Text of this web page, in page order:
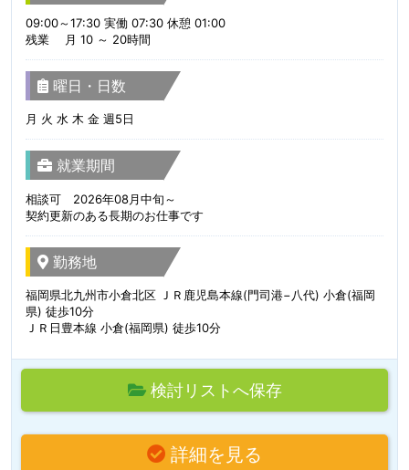
09:00～17:30 実働 07:30 休憩 01:00
残業 月 10 ～ 20時間
曜日・日数
月 火 水 木 金 週5日
就業期間
相談可 2026年08月中旬～
契約更新のある長期のお仕事です
勤務地
福岡県北九州市小倉北区 ＪＲ鹿児島本線(門司港−八代) 小倉(福岡
県) 徒歩10分
ＪＲ日豊本線 小倉(福岡県) 徒歩10分
検討リストへ保存
詳細を見る